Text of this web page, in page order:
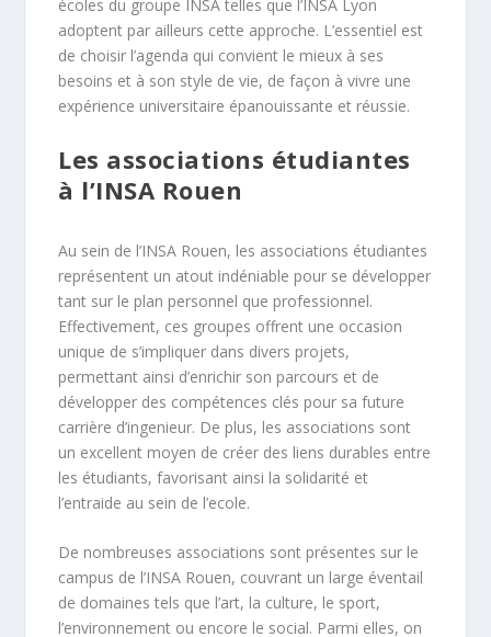
écoles du groupe INSA telles que l’INSA Lyon
adoptent par ailleurs cette approche. L’essentiel est
de choisir l’agenda qui convient le mieux à ses
besoins et à son style de vie, de façon à vivre une
expérience universitaire épanouissante et réussie.
Les associations étudiantes
à l’INSA Rouen
Au sein de l’INSA Rouen, les associations étudiantes
représentent un atout indéniable pour se développer
tant sur le plan personnel que professionnel.
Effectivement, ces groupes offrent une occasion
unique de s’impliquer dans divers projets,
permettant ainsi d’enrichir son parcours et de
développer des compétences clés pour sa future
carrière d’ingenieur. De plus, les associations sont
un excellent moyen de créer des liens durables entre
les étudiants, favorisant ainsi la solidarité et
l’entraide au sein de l’ecole.
De nombreuses associations sont présentes sur le
campus de l’INSA Rouen, couvrant un large éventail
de domaines tels que l’art, la culture, le sport,
l’environnement ou encore le social. Parmi elles, on